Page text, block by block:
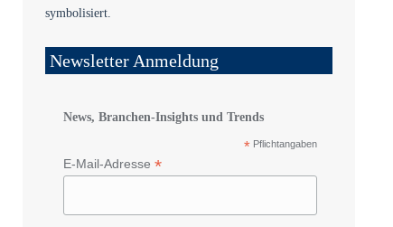
Newsletter Anmeldung
News, Branchen-Insights und Trends
* Pflichtangaben
E-Mail-Adresse *